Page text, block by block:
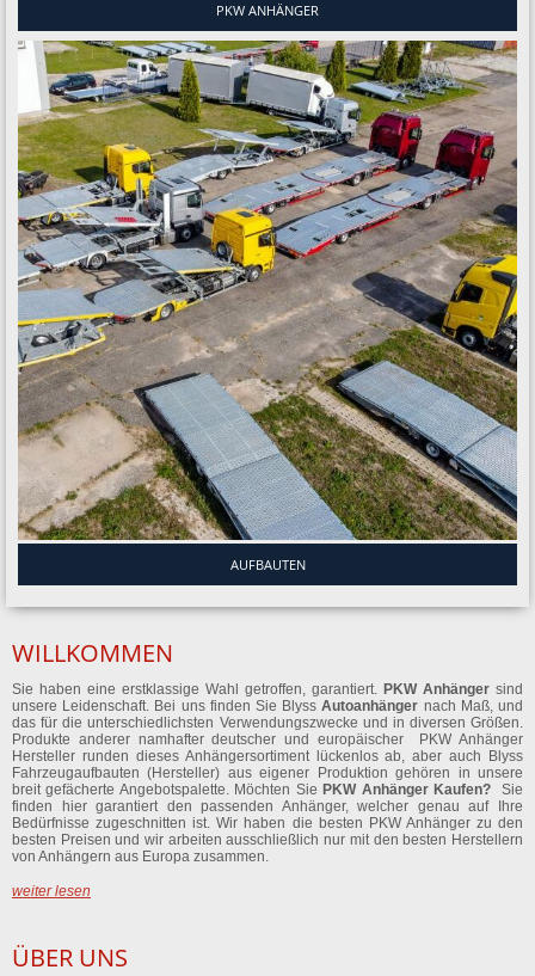
PKW ANHÄNGER
AUFBAUTEN
WILLKOMMEN
Sie haben eine erstklassige Wahl getroffen, garantiert. PKW Anhänger sind
unsere Leidenschaft. Bei uns finden Sie BlyssAutoanhänger nach Maß, und
das für die unterschiedlichsten Verwendungszwecke und in diversen Größen.
Produkte anderer namhafter deutscher und europäischer PKW Anhänger
Hersteller runden dieses Anhängersortiment lückenlos ab, aber auch Blyss
Fahrzeugaufbauten (Hersteller) aus eigener Produktion gehören in unsere
breit gefächerte Angebotspalette. Möchten Sie PKW Anhänger Kaufen? Sie
finden hier garantiert den passenden Anhänger, welcher genau auf Ihre
Bedürfnisse zugeschnitten ist. Wir haben die besten PKW Anhänger zu den
besten Preisen und wir arbeiten ausschließlich nur mit den besten Herstellern
von Anhängern aus Europa zusammen.
weiter lesen
ÜBER UNS